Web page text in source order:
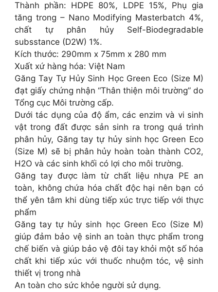
Thành phần: HDPE 80%, LDPE 15%, Phụ gia
tăng trong – Nano Modifying Masterbatch 4%,
chất tự phân hủy Self-Biodegradable
subsstance (D2W) 1%.
Kích thước: 290mm x 75mm x 280 mm
Xuất xứ hàng hóa: Việt Nam
Găng Tay Tự Hủy Sinh Học Green Eco (Size M)
đạt giấy chứng nhận “Thân thiện môi trường” do
Tổng cục Môi trường cấp.
Dưới tác dụng của độ ẩm, các enzim và vi sinh
vật trong đất được sản sinh ra trong quá trình
phân hủy, Găng tay tự hủy sinh học Green Eco
(Size M) sẽ bị phân hủy hoàn toàn thành CO2,
H2O và các sinh khối có lợi cho môi trường.
Găng tay được làm từ chất liệu nhựa PE an
toàn, không chứa hóa chất độc hại nên bạn có
thể yên tâm khi dùng tiếp xúc trực tiếp với thực
phẩm
Găng tay tự hủy sinh học Green Eco (Size M)
giúp đảm bảo vệ sinh an toàn thực phẩm trong
chế biến và giúp bảo vệ đôi tay khỏi một số hóa
chất khi tiếp xúc với thuốc nhuộm tóc, vệ sinh
thiết vị trong nhà
An toàn cho sức khỏe người sử dụng.